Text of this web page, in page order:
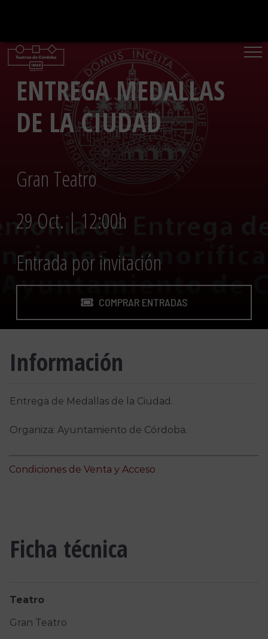
contenido
ENTREGA MEDALLAS
DE LA CIUDAD
Gran Teatro
29 Oct. | 12:00h
Entrada por invitación
COMPRAR ENTRADAS
Información
Entrega de Medallas de la Ciudad.
Organiza: Ayuntamiento de Córdoba.
Condiciones de Venta y Acceso
Ficha técnica
Teatro
Gran Teatro